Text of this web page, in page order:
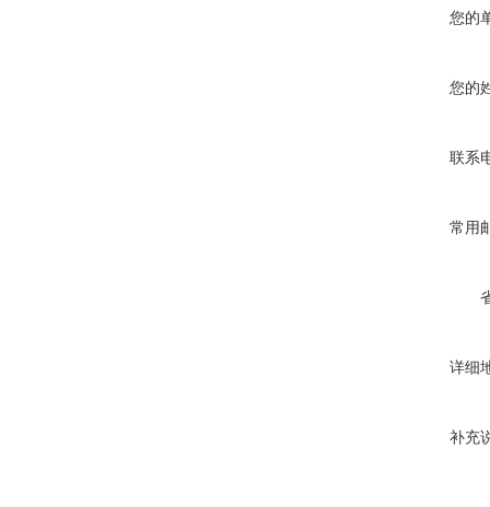
您的
您的
联系
常用
详细
补充